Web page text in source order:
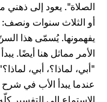
الصلاة". يعود إلى
أو الثلاث سنوات ونصف:
يفهمونها. يُسمّى هذا
الأمر مماثل هنا أيضًا.
"أبي، لماذا؟، أبي،
عندما يبدأ الأب في
الاستماع إلى التفسير